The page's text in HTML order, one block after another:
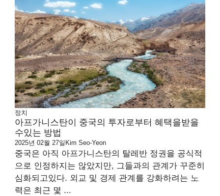
정치
아프가니스탄이 중국의 투자로부터 혜택을받을
수있는 방법
2025년 02월 27일 Kim Seo-Yeon
중국은 아직 아프가니스탄의 탈레반 정권을 공식적
으로 인정하지는 않았지만, 그들과의 관계가 꾸준히
심화되고있다. 외교 및 경제 관계를 강화하려는 노
력은 최근 몇 ...